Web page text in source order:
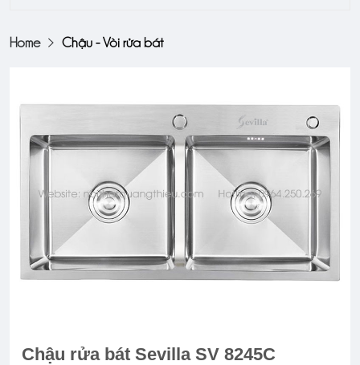
Home Chậu - Vòi rửa bát
Chậu rửa bát Sevilla SV 8245C